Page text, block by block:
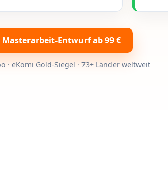
Entwurf ab 99 €
· eKomi Gold-Siegel · 73+ Länder weltweit